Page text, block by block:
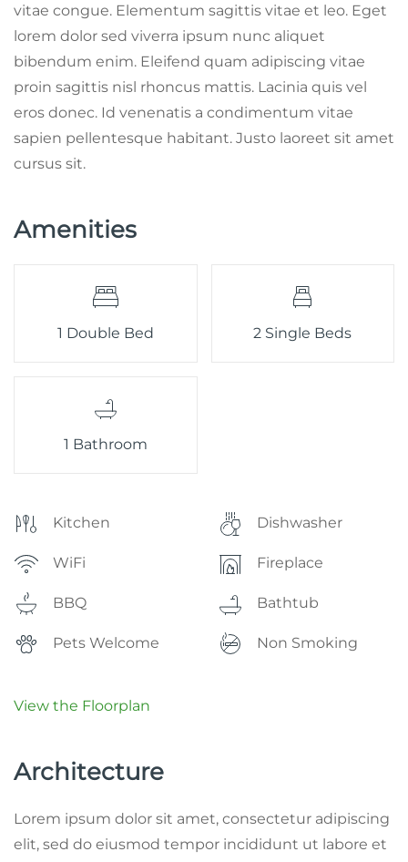
vitae congue. Elementum sagittis vitae et leo. Eget
lorem dolor sed viverra ipsum nunc aliquet
bibendum enim. Eleifend quam adipiscing vitae
proin sagittis nisl rhoncus mattis. Lacinia quis vel
eros donec. Id venenatis a condimentum vitae
sapien pellentesque habitant. Justo laoreet sit amet
cursus sit.
Amenities
1 Double Bed 2 Single Beds
1 Bathroom
Kitchen Dishwasher
WiFi Fireplace
BBQ Bathtub
Pets Welcome Non Smoking
View the Floorplan
Architecture
Lorem ipsum dolor sit amet, consectetur adipiscing
elit, sed do eiusmod tempor incididunt ut labore et